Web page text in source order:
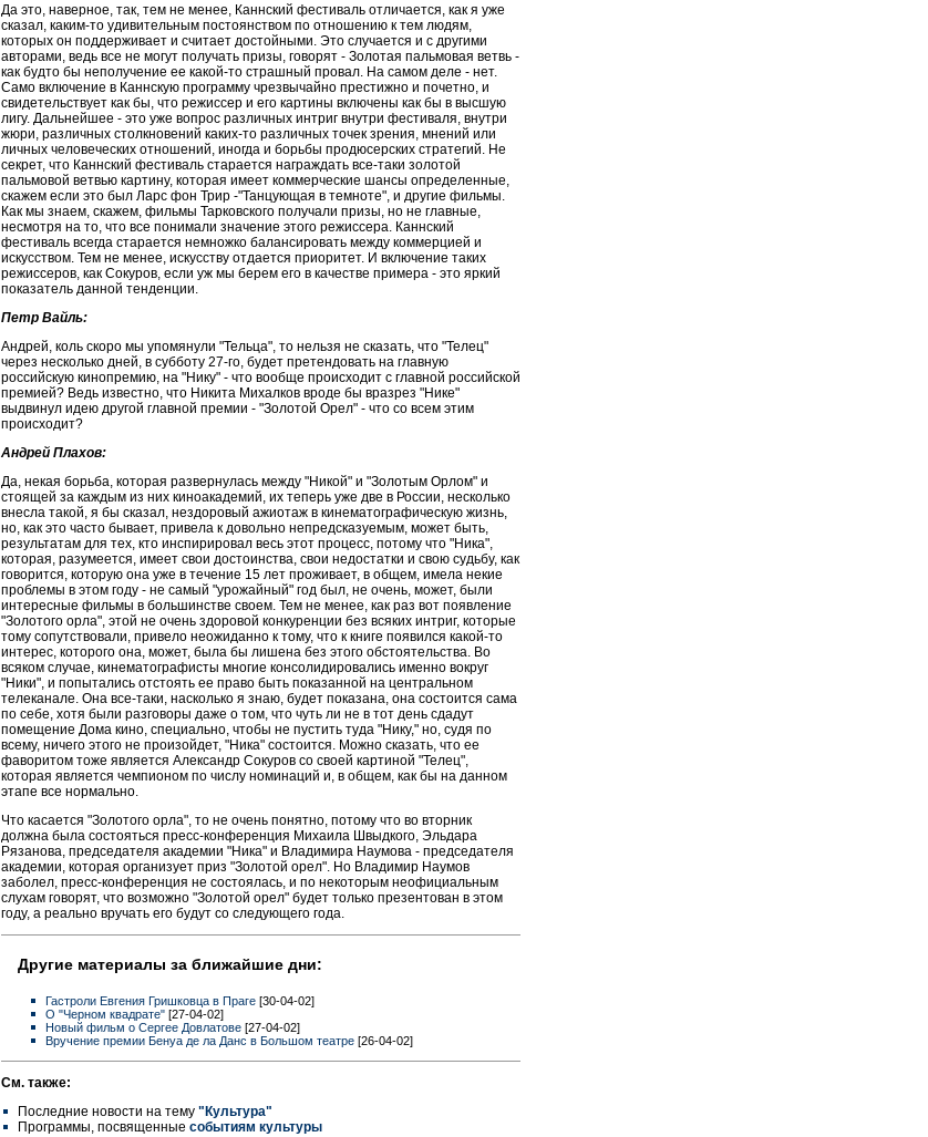
Да это, наверное, так, тем не менее, Каннский фестиваль отличается, как я уже
сказал, каким-то удивительным постоянством по отношению к тем людям,
которых он поддерживает и считает достойными. Это случается и с другими
авторами, ведь все не могут получать призы, говорят - Золотая пальмовая ветвь -
как будто бы неполучение ее какой-то страшный провал. На самом деле - нет.
Само включение в Каннскую программу чрезвычайно престижно и почетно, и
свидетельствует как бы, что режиссер и его картины включены как бы в высшую
лигу. Дальнейшее - это уже вопрос различных интриг внутри фестиваля, внутри
жюри, различных столкновений каких-то различных точек зрения, мнений или
личных человеческих отношений, иногда и борьбы продюсерских стратегий. Не
секрет, что Каннский фестиваль старается награждать все-таки золотой
пальмовой ветвью картину, которая имеет коммерческие шансы определенные,
скажем если это был Ларс фон Трир -"Танцующая в темноте", и другие фильмы.
Как мы знаем, скажем, фильмы Тарковского получали призы, но не главные,
несмотря на то, что все понимали значение этого режиссера. Каннский
фестиваль всегда старается немножко балансировать между коммерцией и
искусством. Тем не менее, искусству отдается приоритет. И включение таких
режиссеров, как Сокуров, если уж мы берем его в качестве примера - это яркий
показатель данной тенденции.
Петр Вайль:
Андрей, коль скоро мы упомянули "Тельца", то нельзя не сказать, что "Телец"
через несколько дней, в субботу 27-го, будет претендовать на главную
российскую кинопремию, на "Нику" - что вообще происходит с главной российской
премией? Ведь известно, что Никита Михалков вроде бы вразрез "Нике"
выдвинул идею другой главной премии - "Золотой Орел" - что со всем этим
происходит?
Андрей Плахов:
Да, некая борьба, которая развернулась между "Никой" и "Золотым Орлом" и
стоящей за каждым из них киноакадемий, их теперь уже две в России, несколько
внесла такой, я бы сказал, нездоровый ажиотаж в кинематографическую жизнь,
но, как это часто бывает, привела к довольно непредсказуемым, может быть,
результатам для тех, кто инспирировал весь этот процесс, потому что "Ника",
которая, разумеется, имеет свои достоинства, свои недостатки и свою судьбу, как
говорится, которую она уже в течение 15 лет проживает, в общем, имела некие
проблемы в этом году - не самый "урожайный" год был, не очень, может, были
интересные фильмы в большинстве своем. Тем не менее, как раз вот появление
"Золотого орла", этой не очень здоровой конкуренции без всяких интриг, которые
тому сопутствовали, привело неожиданно к тому, что к книге появился какой-то
интерес, которого она, может, была бы лишена без этого обстоятельства. Во
всяком случае, кинематографисты многие консолидировались именно вокруг
"Ники", и попытались отстоять ее право быть показанной на центральном
телеканале. Она все-таки, насколько я знаю, будет показана, она состоится сама
по себе, хотя были разговоры даже о том, что чуть ли не в тот день сдадут
помещение Дома кино, специально, чтобы не пустить туда "Нику," но, судя по
всему, ничего этого не произойдет, "Ника" состоится. Можно сказать, что ее
фаворитом тоже является Александр Сокуров со своей картиной "Телец",
которая является чемпионом по числу номинаций и, в общем, как бы на данном
этапе все нормально.
Что касается "Золотого орла", то не очень понятно, потому что во вторник
должна была состояться пресс-конференция Михаила Швыдкого, Эльдара
Рязанова, председателя академии "Ника" и Владимира Наумова - председателя
академии, которая организует приз "Золотой орел". Но Владимир Наумов
заболел, пресс-конференция не состоялась, и по некоторым неофициальным
слухам говорят, что возможно "Золотой орел" будет только презентован в этом
году, а реально вручать его будут со следующего года.
Другие материалы за ближайшие дни:
Гастроли Евгения Гришковца в Праге [30-04-02]
О "Черном квадрате" [27-04-02]
Новый фильм о Сергее Довлатове [27-04-02]
Вручение премии Бенуа де ла Данс в Большом театре [26-04-02]
См. также:
Последние новости на тему "Культура"
Программы, посвященные событиям культуры